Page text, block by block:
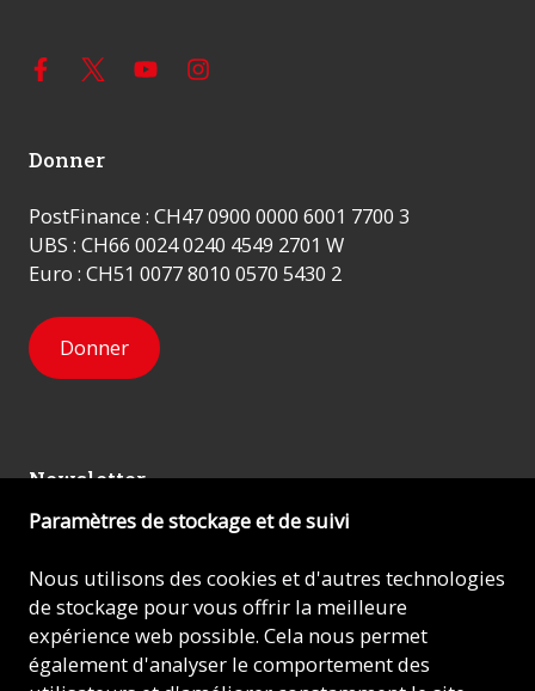
Donner
PostFinance : CH47 0900 0000 6001 7700 3
UBS : CH66 0024 0240 4549 2701 W
Euro : CH51 0077 8010 0570 5430 2
Donner
Newsletter
© 2026 - AIDE À L'ÉGLISE EN DÉTRESSE (ACN)
Paramètres de stockage et de suivi
Nous utilisons des cookies et d'autres technologies
de stockage pour vous offrir la meilleure
expérience web possible. Cela nous permet
également d'analyser le comportement des